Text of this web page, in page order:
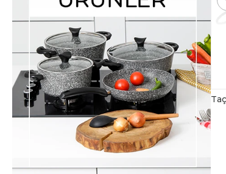
TAC-4869
₺3.900,00
₺5.850,00